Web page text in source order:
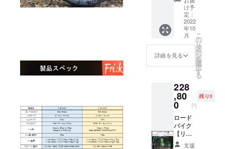
付属品
以外は
含まれ
ませ
ん。
スポー
クがク
ロスす
る際に
捩じら
ない
（結わ
ない）
組み方
※リアの
ドライ
ブ側
は、ス
ポーク
は捩じ
りま
す。 ※
SAPIM
:CX-
RAY
black（
開放
組） 真
鍮ニッ
プル：
黒 ※開
はス
ポーク
がクロ
スする
場合、
捩じら
ない組
み方で
ボンホ
イール
25%off
+送料
通常販
売価格
201344
円税込
※2022.6
カーボ
ンリム
700c（
UDマッ
トクリ
ア仕上
げ）
F:24H/
け予
定：
2022
年10
月
詳細を見る
こ
の
リ
タ
ー
ン
を
選
択
す
る
228
,80
0 円
残り3
ロード
バイク
【リム
ブレー
支援